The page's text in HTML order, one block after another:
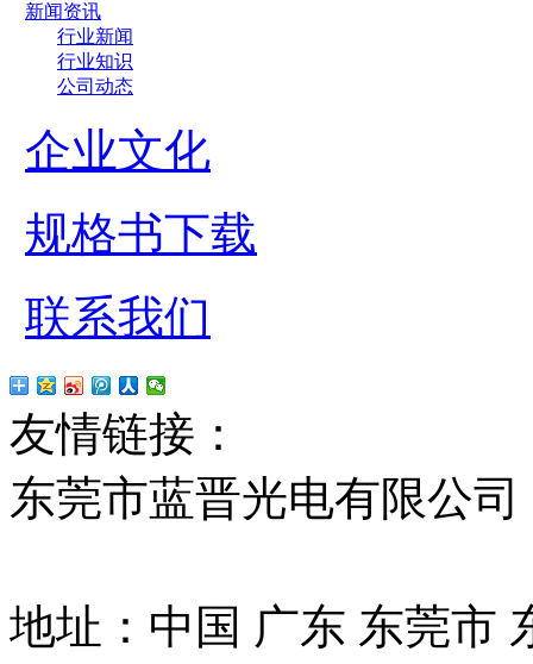
新闻资讯
行业新闻
行业知识
公司动态
企业文化
规格书下载
联系我们
友情链接：
东莞市蓝晋光电有限公
地址：中国 广东 东莞市